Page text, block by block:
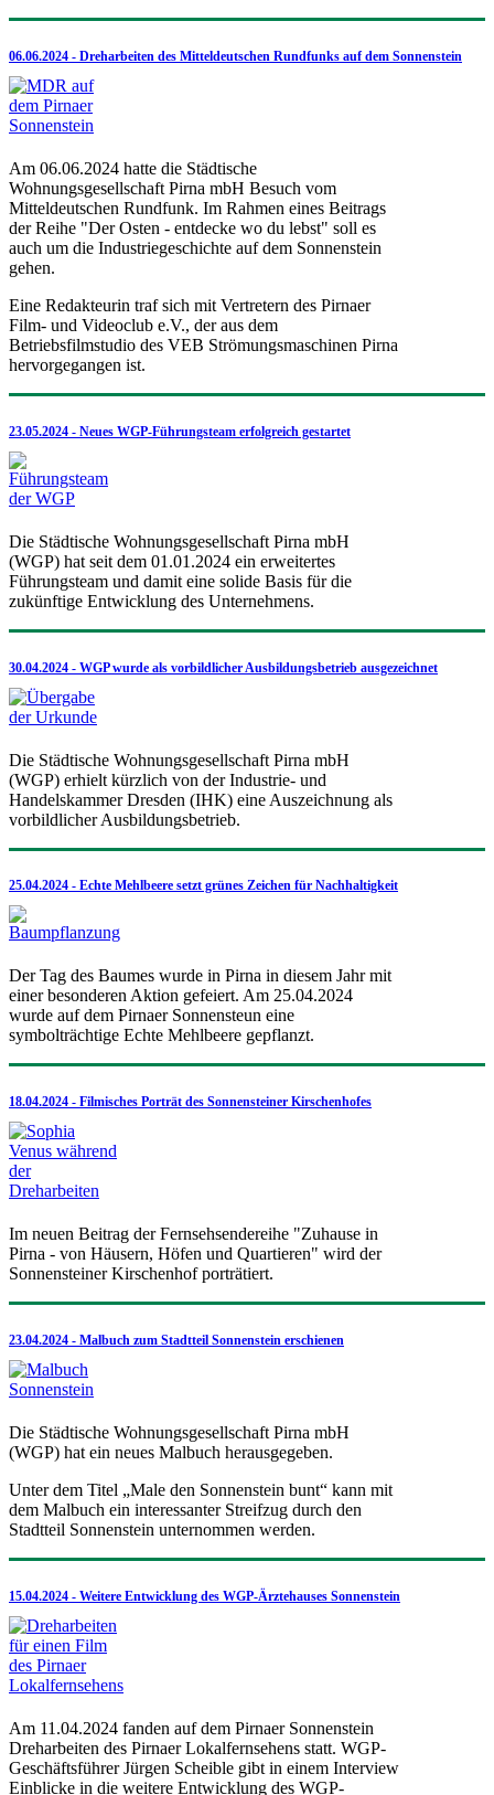
06.06.2024 - Dreharbeiten des Mitteldeutschen Rundfunks auf dem Sonnenstein
Am 06.06.2024 hatte die Städtische
Wohnungsgesellschaft Pirna mbH Besuch vom
Mitteldeutschen Rundfunk. Im Rahmen eines Beitrags
der Reihe "Der Osten - entdecke wo du lebst" soll es
auch um die Industriegeschichte auf dem Sonnenstein
gehen.
Eine Redakteurin traf sich mit Vertretern des Pirnaer
Film- und Videoclub e.V., der aus dem
Betriebsfilmstudio des VEB Strömungsmaschinen Pirna
hervorgegangen ist.
23.05.2024 - Neues WGP-Führungsteam erfolgreich gestartet
Die Städtische Wohnungsgesellschaft Pirna mbH
(WGP) hat seit dem 01.01.2024 ein erweitertes
Führungsteam und damit eine solide Basis für die
zukünftige Entwicklung des Unternehmens.
30.04.2024 - WGP wurde als vorbildlicher Ausbildungsbetrieb ausgezeichnet
Die Städtische Wohnungsgesellschaft Pirna mbH
(WGP) erhielt kürzlich von der Industrie- und
Handelskammer Dresden (IHK) eine Auszeichnung als
vorbildlicher Ausbildungsbetrieb.
25.04.2024 - Echte Mehlbeere setzt grünes Zeichen für Nachhaltigkeit
Der Tag des Baumes wurde in Pirna in diesem Jahr mit
einer besonderen Aktion gefeiert. Am 25.04.2024
wurde auf dem Pirnaer Sonnensteun eine
symbolträchtige Echte Mehlbeere gepflanzt.
18.04.2024 - Filmisches Porträt des Sonnensteiner Kirschenhofes
Im neuen Beitrag der Fernsehsendereihe "Zuhause in
Pirna - von Häusern, Höfen und Quartieren" wird der
Sonnensteiner Kirschenhof porträtiert.
23.04.2024 - Malbuch zum Stadtteil Sonnenstein erschienen
Die Städtische Wohnungsgesellschaft Pirna mbH
(WGP) hat ein neues Malbuch herausgegeben.
Unter dem Titel „Male den Sonnenstein bunt“ kann mit
dem Malbuch ein interessanter Streifzug durch den
Stadtteil Sonnenstein unternommen werden.
15.04.2024 - Weitere Entwicklung des WGP-Ärztehauses Sonnenstein
Am 11.04.2024 fanden auf dem Pirnaer Sonnenstein
Dreharbeiten des Pirnaer Lokalfernsehens statt. WGP-
Geschäftsführer Jürgen Scheible gibt in einem Interview
Einblicke in die weitere Entwicklung des WGP-